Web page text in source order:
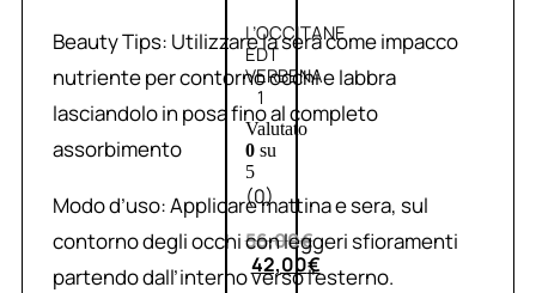
L’OCCITANE
EDT
VERBENA
1
Valutato
0su
5
(0)
56,00€
42,00€
Beauty Tips: Utilizzare la sera come impacco
nutriente per contorno occhi e labbra
lasciandolo in posa fino al completo
assorbimento
Modo d’uso: Applicare mattina e sera, sul
contorno degli occhi con leggeri sfioramenti
partendo dall’interno verso l’esterno.